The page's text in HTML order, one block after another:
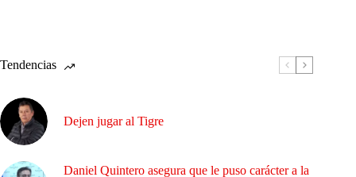
Tendencias
Dejen jugar al Tigre
Daniel Quintero asegura que le puso carácter a la